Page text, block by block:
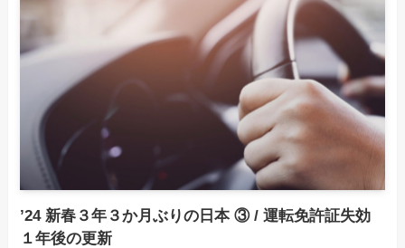
’24 新春３年３か月ぶりの日本 ③ / 運転免許証失効
１年後の更新